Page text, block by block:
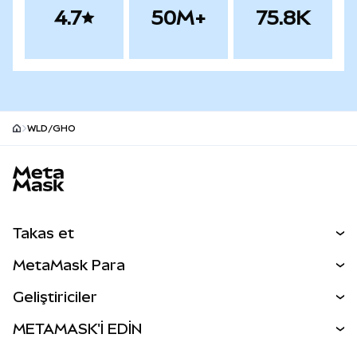
4.7 50M+ 75.8K
WLD/GHO
Takas et
Perps
MetaMask Para
Geliştiriciler
METAMASK'İ EDİN